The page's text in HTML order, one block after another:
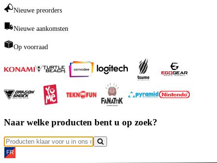
Nieuwe preorders
Nieuwe aankomsten
Op voorraad
Naar welke producten bent u op zoek?